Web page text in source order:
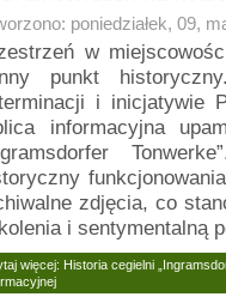
poniedziałek, 09,
w
punkt
i inicjatywie
informacyjna
zdjęcia, co
i sentymentalną
więcej: Historia cegielni